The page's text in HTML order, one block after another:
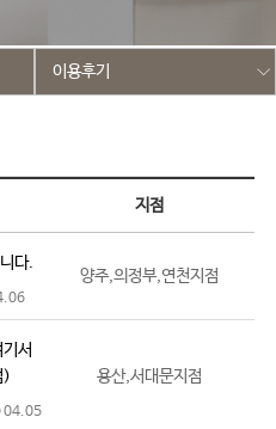
이용후기
지점
다.
양주,의정부,연천지점
서
)
04.05
용산,서대문지점